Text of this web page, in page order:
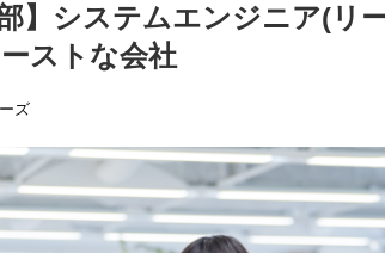
部】システムエンジニア(リ
ストな会社
ズ